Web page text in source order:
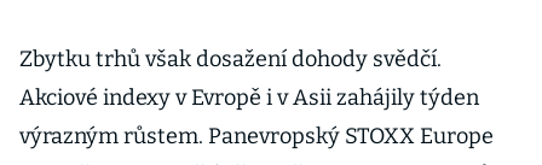
Zbytku trhů však dosažení dohody svědčí.
Akciové indexy v Evropě i v Asii zahájily týden
výrazným růstem. Panevropský STOXX Europe